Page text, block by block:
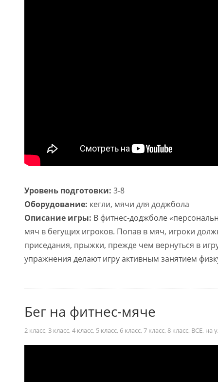
Уровень подготовки: 3-8
Оборудование: кегли, мячи для доджбола
Описание игры: В фитнес-доджболе
мяч в бегущих игроков. Попав в мяч, игроки
приседания, прыжки, прежде чем вернуться в
упражнения делают игру активным занятием
Бег на фитнес-мяче
2 класс, 3 класс, 4 класс, 5 класс, 6 класс, 7 класс, 8 класс, ВСЕ, на